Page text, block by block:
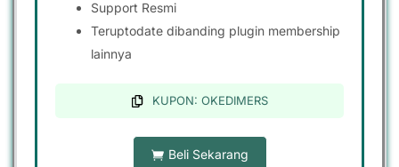
Support Resmi
Teruptodate dibanding plugin membership
lainnya
KUPON: OKEDIMERS
Beli Sekarang